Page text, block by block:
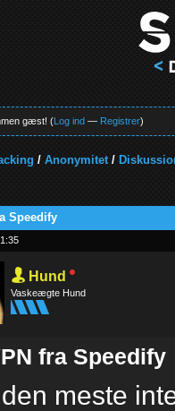
gæst! (Log ind — Registrer)
/Anonymitet/
Speedify
Hund
Vaskeægte Hund
fra Speedify
meste